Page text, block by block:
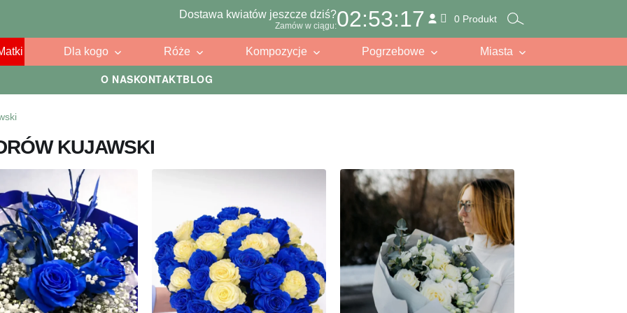
O NASKONTAKTBLOG
Dostawa kwiatów jeszcze dziś?
Zamów w ciągu:02:53:15 0 Produkt
Dla kogo Róże Kompozycje Pogrzebowe Miasta
KUJAWSKI